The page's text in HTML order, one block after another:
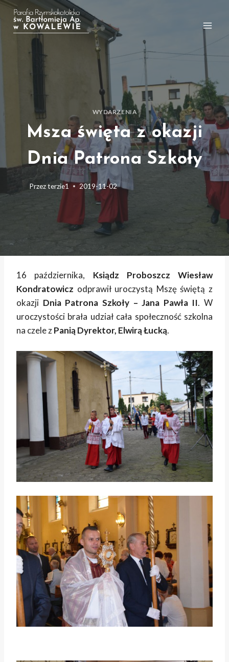
Przejdź
treści
WYDARZENIA
Msza święta z okazji
Dnia Patrona Szkoły
Przezterzie1 2019-11-02
16 października, Ksiądz Proboszcz Wiesław
Kondratowicz odprawił uroczystą Mszę świętą z
okazji Dnia Patrona Szkoły – Jana Pawła II. W
uroczystości brała udział cała społeczność szkolna
na czele zPanią Dyrektor, Elwirą Łucką.